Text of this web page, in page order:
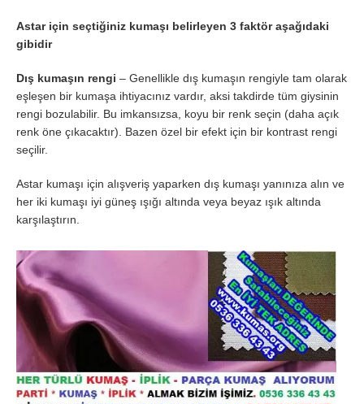
Astar için seçtiğiniz kumaşı belirleyen 3 faktör aşağıdaki
gibidir
Dış kumaşın rengi – Genellikle dış kumaşın rengiyle tam olarak
eşleşen bir kumaşa ihtiyacınız vardır, aksi takdirde tüm giysinin
rengi bozulabilir. Bu imkansızsa, koyu bir renk seçin (daha açık
renk öne çıkacaktır). Bazen özel bir efekt için bir kontrast rengi
seçilir.
Astar kumaşı için alışveriş yaparken dış kumaşı yanınıza alın ve
her iki kumaşı iyi güneş ışığı altında veya beyaz ışık altında
karşılaştırın.